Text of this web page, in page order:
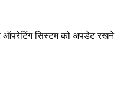
ऑपरेटिंग सिस्टम को अपडेट रखने